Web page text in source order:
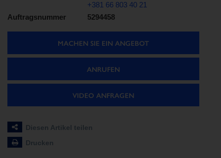
+381 66 803 40 21
Auftragsnummer
5294458
MACHEN SIE EIN ANGEBOT
ANRUFEN
VIDEO ANFRAGEN
Diesen Artikel teilen
Drucken